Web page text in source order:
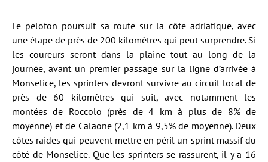
Le peloton poursuit sa route sur la côte adriatique, avec
une étape de près de 200 kilomètres qui peut surprendre. Si
les coureurs seront dans la plaine tout au long de la
journée, avant un premier passage sur la ligne d’arrivée à
Monselice, les sprinters devront survivre au circuit local de
près de 60 kilomètres qui suit, avec notamment les
montées de Roccolo (près de 4 km à plus de 8% de
moyenne) et de Calaone (2,1 km à 9,5% de moyenne). Deux
côtes raides qui peuvent mettre en péril un sprint massif du
côté de Monselice. Que les sprinters se rassurent, il y a 16